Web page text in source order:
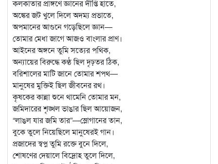
কলকাতার প্রাঙ্গণে জ্ঞানের দীপ্তি হাতে,
অঙ্কের জট খুলে দিলে অদম্য প্রভাতে,
অপমানের আগুনে গড়েছিলে জ্ঞান—
তোমার মেধা জাগে আজও বাংলার প্রাণ।
আইনের অঙ্গনে তুমি সত্যের পথিক,
অন্যায়ের বিরুদ্ধে কণ্ঠ ছিল দৃঢ়তর ঠিক,
বরিশালের মাটি জানে তোমার শপথ—
মানুষের মুক্তিই ছিল জীবনের রথ।
কৃষকের কান্না শুনে থামেনি তোমার মন,
জমিদারের শৃঙ্খল ভাঙার ছিল আয়োজন,
“লাঙল যার জমি তার”—স্লোগানের তান,
বুকে তুলে নিয়েছিলে মানুষেরই গান।
প্রজাদের স্বপ্ন তুমি রক্তে বুনে দিলে,
শোষণের দেয়ালে বিদ্রোহ তুলে দিলে,